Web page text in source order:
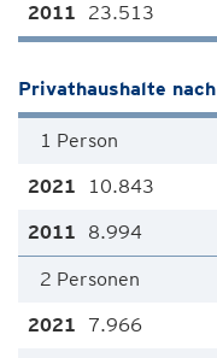
23.513
Privathaushalte
1 Person
10.843
8.994
2 Personen
7.966